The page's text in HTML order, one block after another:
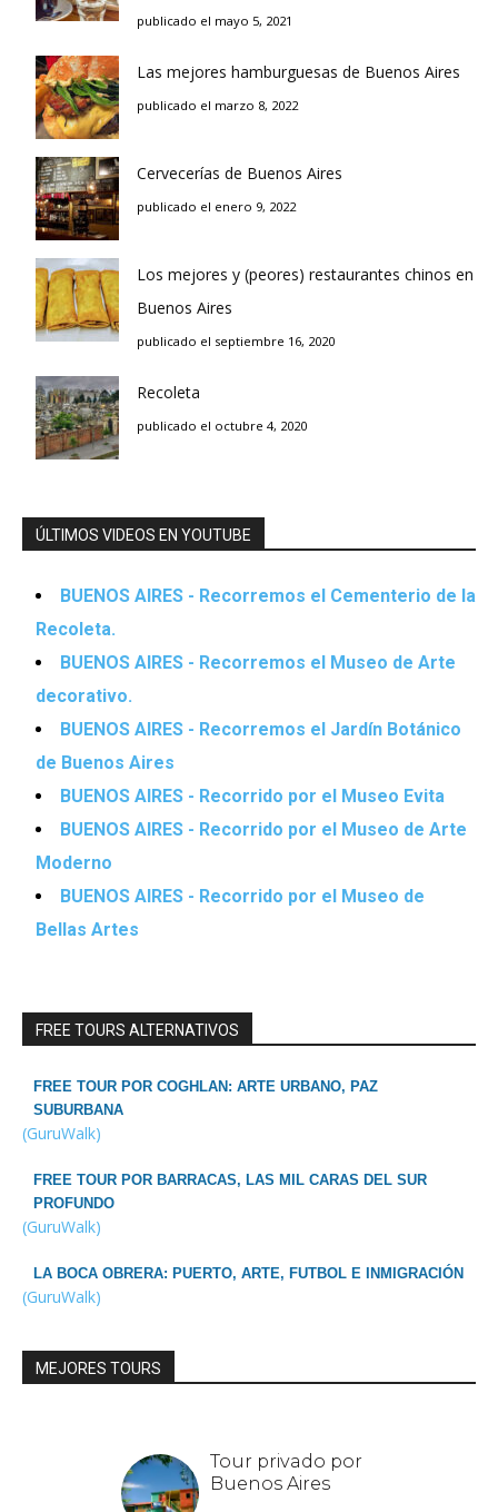
publicado el mayo 5, 2021
Las mejores hamburguesas de Buenos Aires
publicado el marzo 8, 2022
Cervecerías de Buenos Aires
publicado el enero 9, 2022
Los mejores y (peores) restaurantes chinos en
Buenos Aires
publicado el septiembre 16, 2020
Recoleta
publicado el octubre 4, 2020
ÚLTIMOS VIDEOS EN YOUTUBE
BUENOS AIRES - Recorremos el Cementerio de la
Recoleta.
BUENOS AIRES - Recorremos el Museo de Arte
decorativo.
BUENOS AIRES - Recorremos el Jardín Botánico
de Buenos Aires
BUENOS AIRES - Recorrido por el Museo Evita
BUENOS AIRES - Recorrido por el Museo de Arte
Moderno
BUENOS AIRES - Recorrido por el Museo de
Bellas Artes
FREE TOURS ALTERNATIVOS
FREE TOUR POR COGHLAN: ARTE URBANO, PAZ
SUBURBANA
(GuruWalk)
FREE TOUR POR BARRACAS, LAS MIL CARAS DEL SUR
PROFUNDO
(GuruWalk)
LA BOCA OBRERA: PUERTO, ARTE, FUTBOL E INMIGRACIÓN
(GuruWalk)
MEJORES TOURS